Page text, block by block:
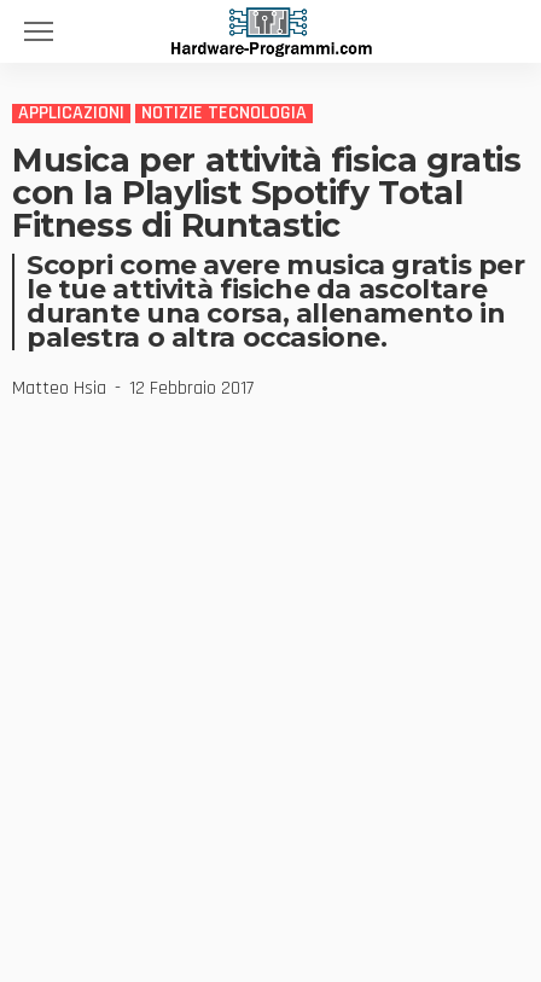
APPLICAZIONI NOTIZIE TECNOLOGIA
Musica per attività fisica gratis
con la Playlist Spotify Total
Fitness di Runtastic
Scopri come avere musica gratis per
le tue attività fisiche da ascoltare
durante una corsa, allenamento in
palestra o altra occasione.
Matteo Hsia 12 Febbraio 2017